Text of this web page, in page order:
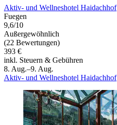
Aktiv- und Wellneshotel Haidachhof
Fuegen
9,6/10
Außergewöhnlich
(22 Bewertungen)
393 €
inkl. Steuern & Gebühren
8. Aug.–9. Aug.
Aktiv- und Wellneshotel Haidachhof